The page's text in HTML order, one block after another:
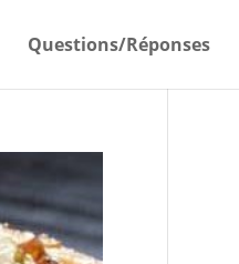
Questions/Réponses